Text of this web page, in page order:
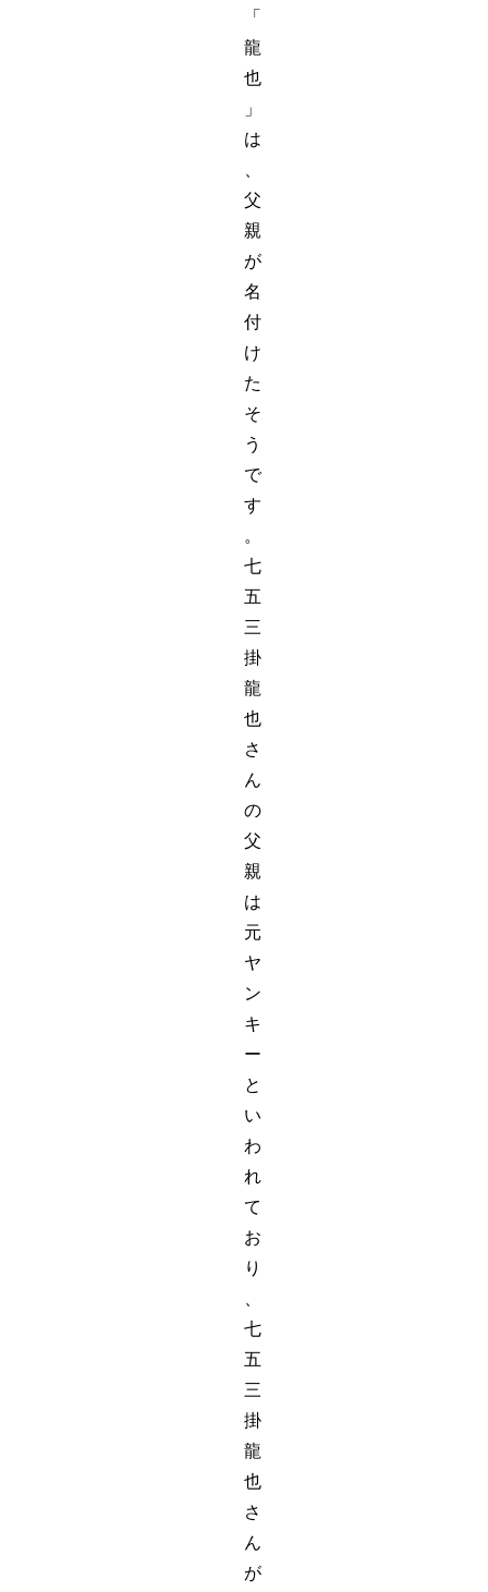
「
龍
也
」
は
父
親
が
名
付
け
た
そ
う
で
す
。
七
五
三
掛
龍
也
さ
ん
の
父
親
は
元
ヤ
ン
キ
ー
と
い
わ
れ
て
お
り
七
五
三
掛
龍
也
さ
ん
が